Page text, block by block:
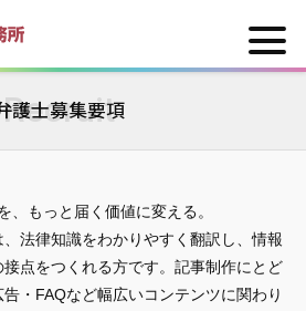
Recruit
護士募集要項
、もっと届く価値に変える。
法律知識をわかりやすく翻訳し、情報
点をつくれる方です。記事制作にとど
・FAQなど幅広いコンテンツに関わり